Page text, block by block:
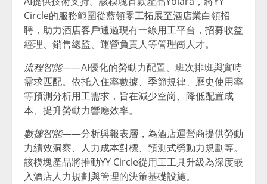
Circle的服務範圍從藍領零工拓展至酒店業白領招
聘，助力酒店客戶通過現有一線用工平台，招募收益
經理、銷售總監、運營負責人等管理崗人才。
流程智能——AI優化的勞動力配置、班次排班與實時
需求匹配。依托入住率數據、季節規律、歷史使用率
等預測分析用工需求，旨在減少空崗、降低配置成
本、提升勞動力響應效率。
數據智能——分析與報表層，為酒店運營商提供勞動
力績效洞察、人力成本對標、預測式勞動力規劃等。
該模塊產品將推動YY Circle從用工工具升級為深度嵌
入酒店人力規劃與管理的決策基礎設施。